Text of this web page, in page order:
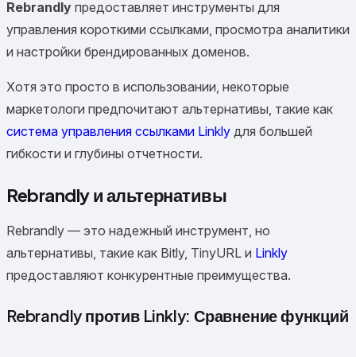
Rebrandly предоставляет инструменты для
управления короткими ссылками, просмотра аналитики
и настройки брендированных доменов.
Хотя это просто в использовании, некоторые
маркетологи предпочитают альтернативы, такие как
система управления ссылками Linkly для большей
гибкости и глубины отчетности.
Rebrandly и альтернативы
Rebrandly — это надежный инструмент, но
альтернативы, такие как Bitly, TinyURL и Linkly
предоставляют конкурентные преимущества.
Rebrandly против Linkly: Сравнение функций